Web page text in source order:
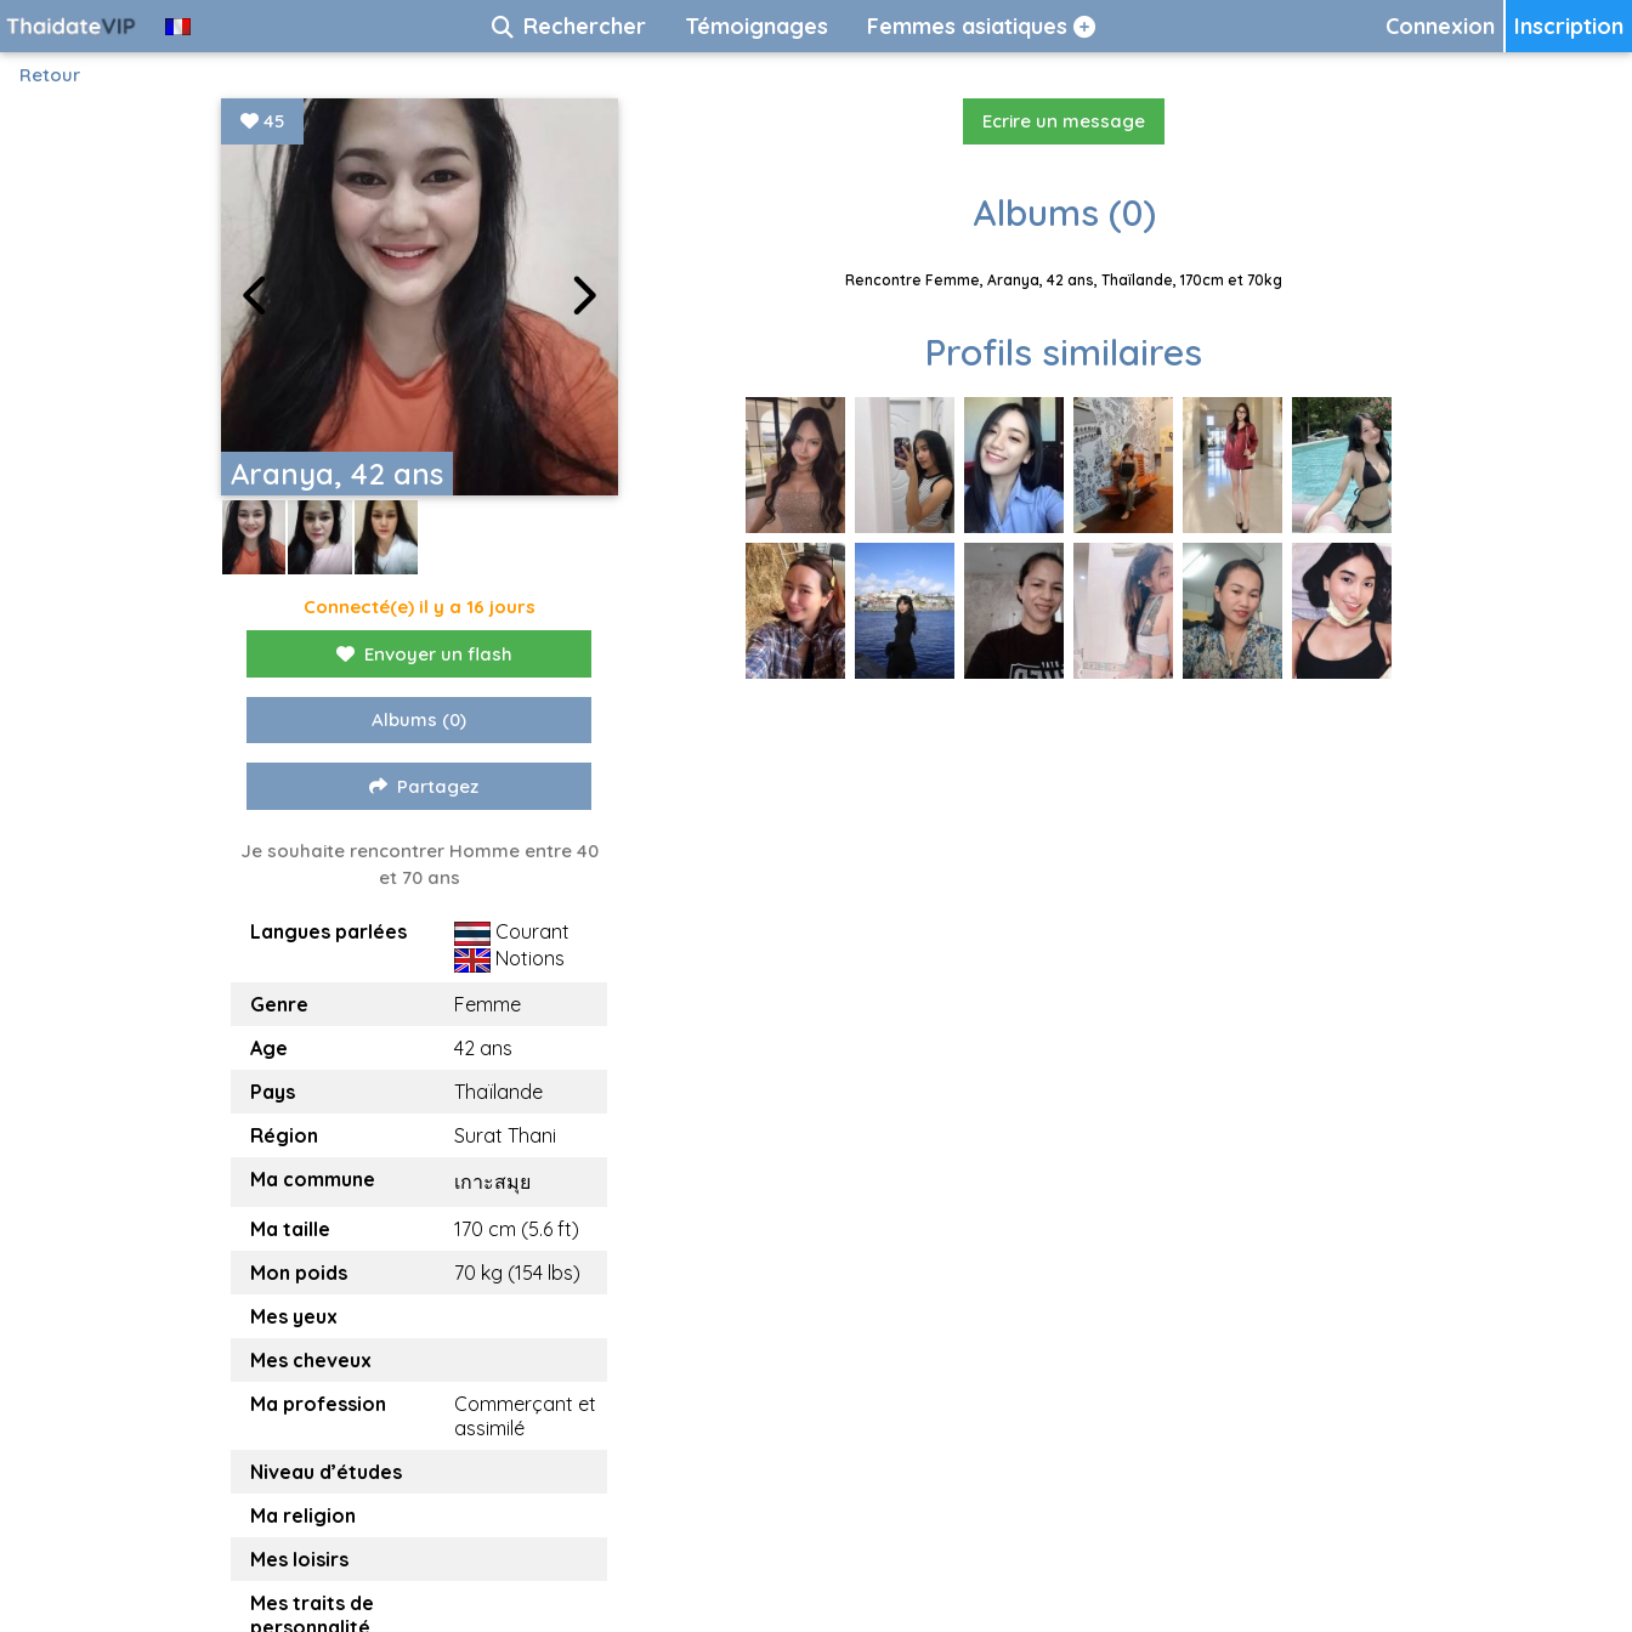
Inscription
Connexion
Rechercher Témoignages Femmes asiatiques
Retour
Aranya, 42 ans
45
Connecté(e) il y a 16 jours
Envoyer un flash
Albums (0)
Partagez
Je souhaite rencontrer Homme entre 40
et 70 ans
Langues parlées
Courant
Notions
Genre
Femme
Age
42 ans
Pays
Thaïlande
Région
Surat Thani
Ma commune
เกาะสมุย
Ma taille
170 cm (5.6 ft)
Mon poids
70 kg (154 lbs)
Mes yeux
Mes cheveux
Ma profession
Commerçant et
assimilé
Niveau d’études
Ma religion
Mes loisirs
Mes traits de
personnalité
Ecrire un message
Albums (0)
Rencontre Femme, Aranya, 42 ans, Thaïlande, 170cm et 70kg
Profils similaires